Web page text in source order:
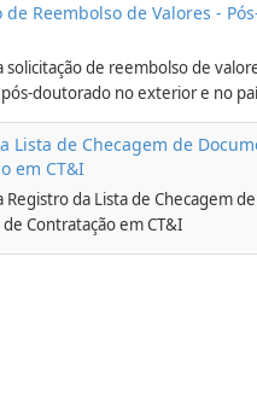
de Reembolso de Valores -
solicitação de reembolso de
doutorado no exterior e no
Lista de Checagem de
em CT&I
Registro da Lista de Checagem de
Contratação em CT&I